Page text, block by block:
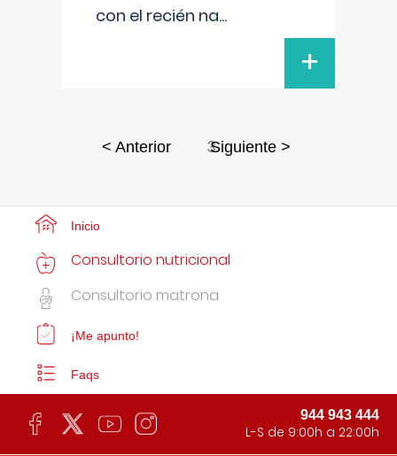
con el recién na...
+
< Anterior 3Siguiente >
Inicio
Consultorio nutricional
Consultorio matrona
¡Me apunto!
Faqs
944 943 444
L-S de 9:00h a 22:00h